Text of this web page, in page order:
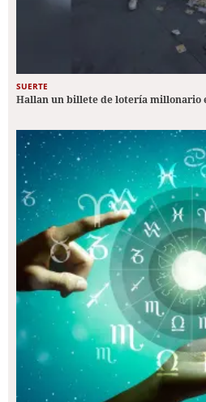
SUERTE
Hallan un billete de lotería millonario